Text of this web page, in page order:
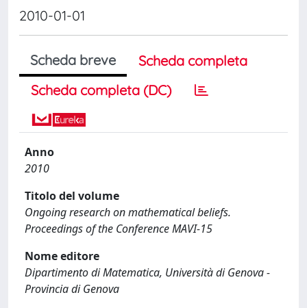
2010-01-01
Scheda breve
Scheda completa
Scheda completa (DC)
Anno
2010
Titolo del volume
Ongoing research on mathematical beliefs.
Proceedings of the Conference MAVI-15
Nome editore
Dipartimento di Matematica, Università di Genova -
Provincia di Genova